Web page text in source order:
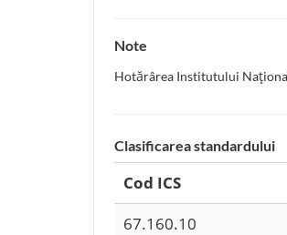
Note
Hotărârea Institutului
Clasificarea standardului
Cod ICS
67.160.10